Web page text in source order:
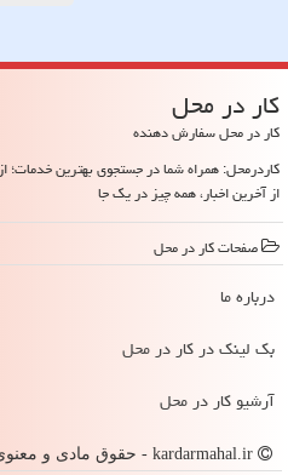
كار در محل
کار در محل سفارش دهنده
کاردرمحل: همراه شما در جستجوی بهترین خدمات؛
از آخرین اخبار، همه چیز در یک جا
صفحات كار در محل
درباره ما
بک لینک در كار در محل
آرشیو كار در محل